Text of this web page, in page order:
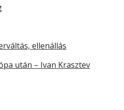
ellenállás
után – Ivan Krasztev